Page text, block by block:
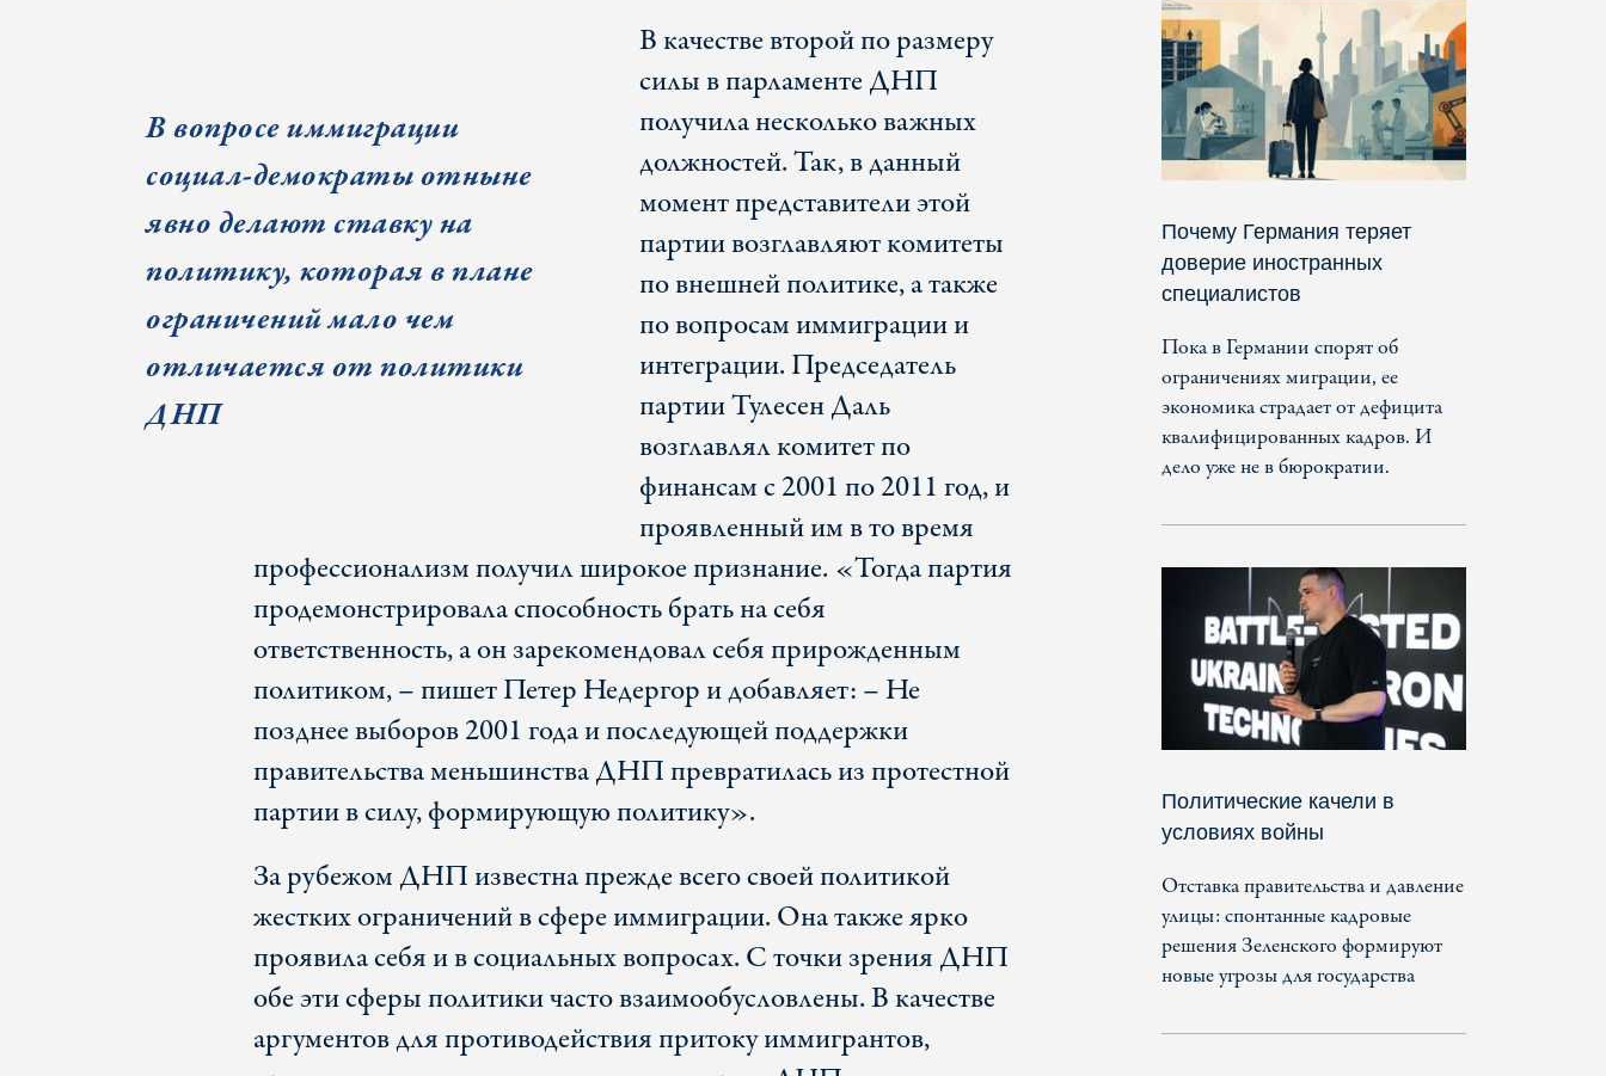
В вопросе иммиграции
социал-демократы отныне
явно делают ставку на
политику, которая в плане
ограничений мало чем
отличается от политики
ДНП
В качестве второй по размеру
силы в парламенте ДНП
получила несколько важных
должностей. Так, в данный
момент представители этой
партии возглавляют комитеты
по внешней политике, а также
по вопросам иммиграции и
интеграции. Председатель
партии Тулесен Даль
возглавлял комитет по
финансам с 2001 по 2011 год, и
проявленный им в то время
профессионализм получил широкое признание. «Тогда партия
продемонстрировала способность брать на себя
ответственность, а он зарекомендовал себя прирожденным
политиком, – пишет Петер Недергор и добавляет: – Не
позднее выборов 2001 года и последующей поддержки
правительства меньшинства ДНП превратилась из протестной
партии в силу, формирующую политику».
За рубежом ДНП известна прежде всего своей политикой
жестких ограничений в сфере иммиграции. Она также ярко
проявила себя и в социальных вопросах. С точки зрения ДНП
обе эти сферы политики часто взаимообусловлены. В качестве
аргументов для противодействия притоку иммигрантов,
Почему Германия теряет
доверие иностранных
специалистов
Пока в Германии спорят об
ограничениях миграции, ее
экономика страдает от дефицита
квалифицированных кадров. И
дело уже не в бюрократии.
Политические качели в
условиях войны
Отставка правительства и давление
улицы: спонтанные кадровые
решения Зеленского формируют
новые угрозы для государства